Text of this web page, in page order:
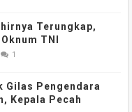
Terungkap,
TNI
1
Gilas Pengendara
Kepala Pecah